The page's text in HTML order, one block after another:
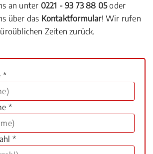
an unter 0221 - 93 73 88 05oder
über das Kontaktformular! Wir rufen
Zeiten zurück.
*
*
*